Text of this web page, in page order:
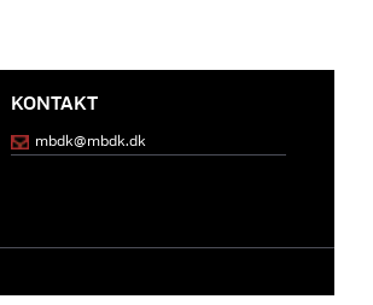
KONTAKT
mbdk@mbdk.dk